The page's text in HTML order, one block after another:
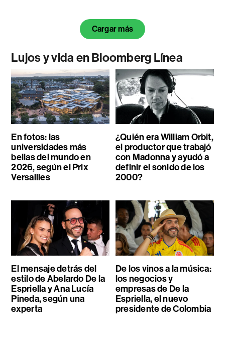
Cargar más
Lujos y vida en Bloomberg Línea
En fotos: las
universidades más
bellas del mundo en
2026, según el Prix
Versailles
¿Quién era William Orbit,
el productor que trabajó
con Madonna y ayudó a
definir el sonido de los
2000?
El mensaje detrás del
estilo de Abelardo De la
Espriella y Ana Lucía
Pineda, según una
experta
De los vinos a la música:
los negocios y
empresas de De la
Espriella, el nuevo
presidente de Colombia